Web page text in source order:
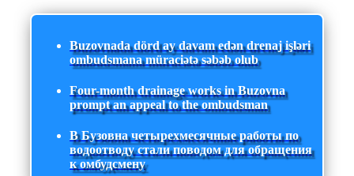
Buzovnada dörd ay davam edən drenaj işləri
ombudsmana müraciətə səbəb olub
Four-month drainage works in Buzovna
prompt an appeal to the ombudsman
В Бузовна четырехмесячные работы по
водоотводу стали поводом для обращения
к омбудсмену